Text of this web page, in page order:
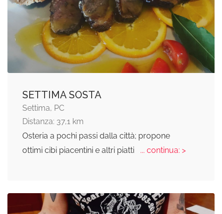
SETTIMA SOSTA
Settima, PC
Distanza: 37,1 km
Osteria a pochi passi dalla città; propone
ottimi cibi piacentini e altri piatti
... continua: >